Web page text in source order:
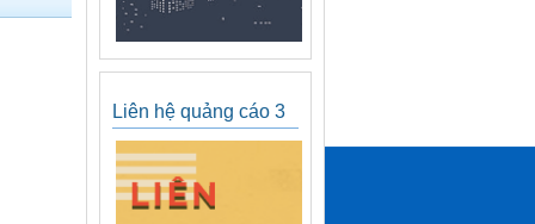
Liên hệ quảng cáo 3